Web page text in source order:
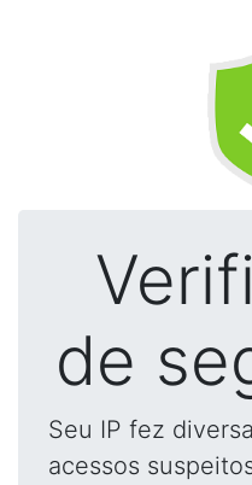
de
Seu IP fez
acessos